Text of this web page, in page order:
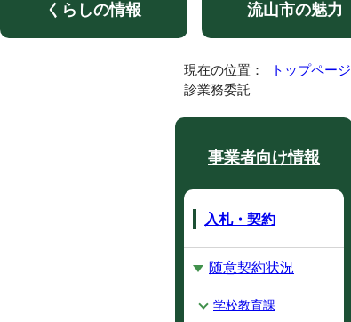
くらしの情報 流山市の魅力
現在の位置： トップページ
診業務委託
事業者向け情報
入札・契約
随意契約状況
学校教育課